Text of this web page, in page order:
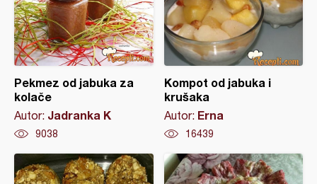
Pekmez od jabuka za
kolače
Autor: Jadranka K
9038
Kompot od jabuka i
krušaka
Autor: Erna
16439